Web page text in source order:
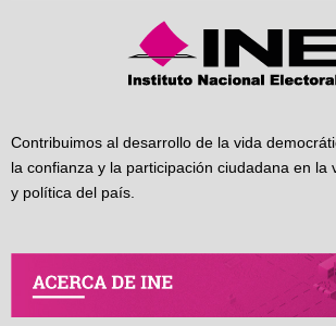
Contribuimos al desarrollo de la vida
la confianza y la participación ciudadana en la
y política del país.